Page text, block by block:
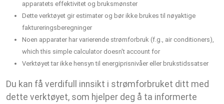
apparatets effektivitet og bruksmønster
Dette verktøyet gir estimater og bør ikke brukes til nøyaktige
faktureringsberegninger
Noen apparater har varierende strømforbruk (f.g., air conditioners),
which this simple calculator doesn't account for
Verktøyet tar ikke hensyn til energiprisnivåer eller brukstidssatser
Du kan få verdifull innsikt i strømforbruket ditt med
dette verktøyet, som hjelper deg å ta informerte